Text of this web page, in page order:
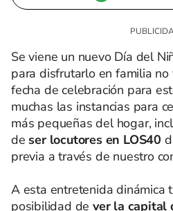
Se viene un nuevo Día del
para disfrutarlo en familia no
fecha de celebración para
muchas las instancias para
más pequeñas del hogar,
de ser locutores en LOS40
previa a través de nuestro
A esta entretenida dinámica
posibilidad dever la capital